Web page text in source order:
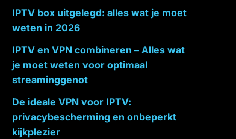
IPTV box uitgelegd: alles wat je moet
weten in 2026
IPTV en VPN combineren – Alles wat
je moet weten voor optimaal
streaminggenot
De ideale VPN voor IPTV:
privacybescherming en onbeperkt
kijkplezier